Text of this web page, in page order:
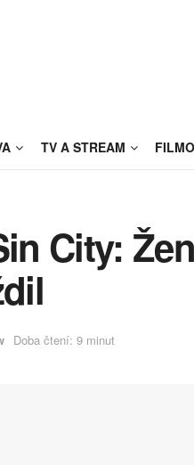
TV A STREAM
City:
Doba čtení: 9 minut